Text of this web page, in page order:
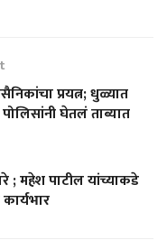
प्रयत्न; धुळ्यात
घेतलं ताब्यात
; महेश पाटील यांच्याकडे